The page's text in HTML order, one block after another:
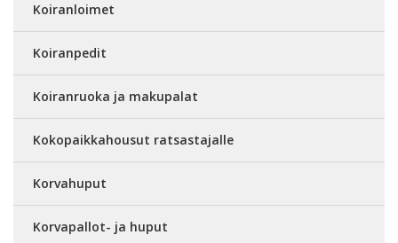
Koiranloimet
Koiranpedit
Koiranruoka ja makupalat
Kokopaikkahousut ratsastajalle
Korvahuput
Korvapallot- ja huput